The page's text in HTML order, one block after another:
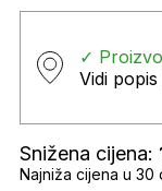
✓
Vidi
Snižena cijena:
Najniža cijena u 30